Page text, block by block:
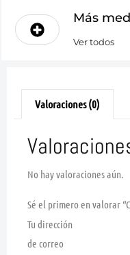
Más
Ver todos
Valoraciones (0)
No hay valoraciones aún.
Sé el primero en valorar
Tu dirección
de correo